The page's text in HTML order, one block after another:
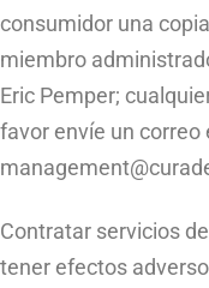
consumidor una
miembro
Eric Pemper;
favor envíe un correo
Contratar servicios
tener efectos